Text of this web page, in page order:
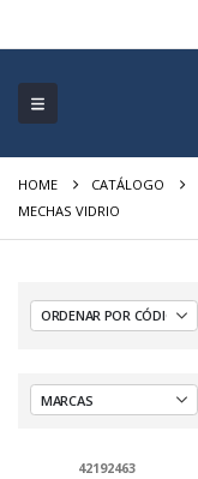
HOME CATÁLOGO
MECHAS VIDRIO
42192463